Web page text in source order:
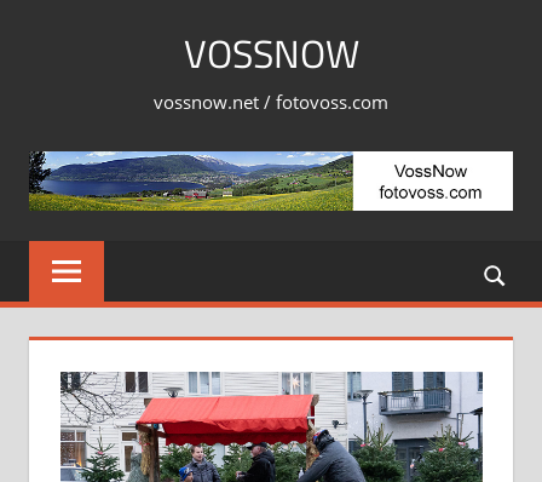
VOSSNOW
vossnow.net / fotovoss.com